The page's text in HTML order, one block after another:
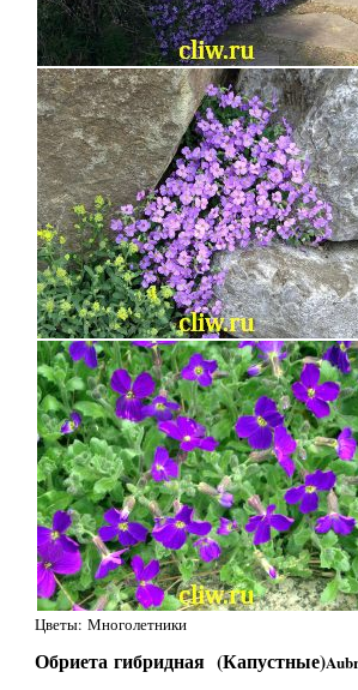
Цветы: Многолетники
Обриета гибридная (Капустные)